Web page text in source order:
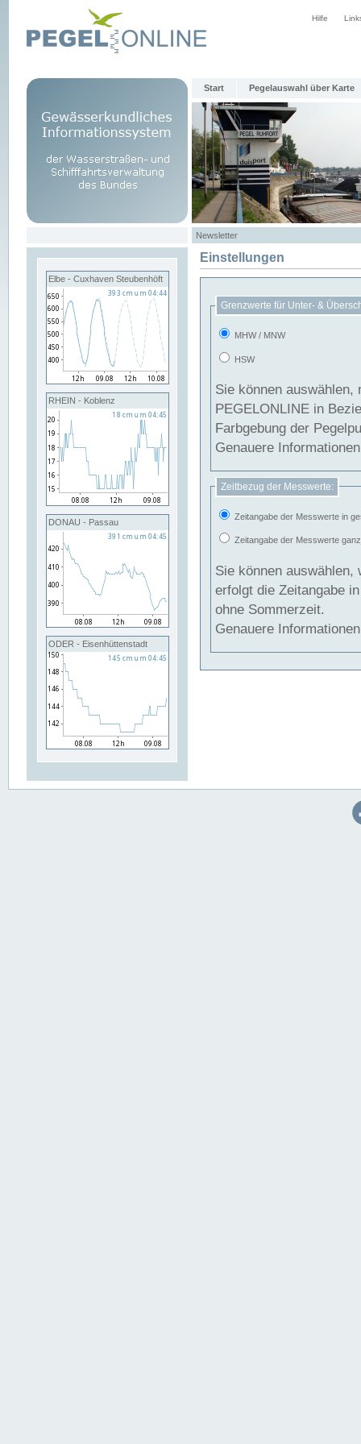
Hilfe
Start Pegelauswahl über Karte
Newsletter
Elbe - Cuxhaven Steubenhöft
RHEIN - Koblenz
DONAU - Passau
ODER - Eisenhüttenstadt
Einstellungen
Grenzwerte für Unter- &
MHW / MNW
HSW
Sie können
PEGELONLINE in Beziehung
Farbgebung der
Genauere
Zeitbezug der Messwerte:
Zeitangabe der Messwerte in
Zeitangabe der Messwerte
Sie können auswählen,
erfolgt die Zeitangabe
ohne Sommerzeit.
Genauere